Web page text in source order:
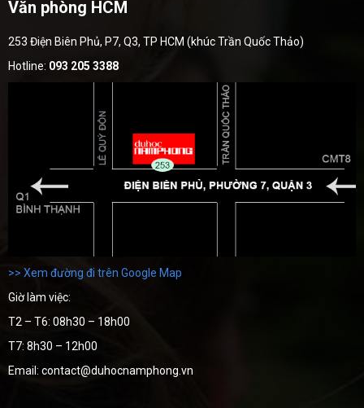
Văn phòng HCM
253 Điện Biên Phủ, P7, Q3, TP HCM (khúc Trần Quốc Thảo)
Hotline: 093 205 3388
>> Xem đường đi trên Google Map
Giờ làm việc:
T2 – T6: 08h30 – 18h00
T7: 8h30 – 12h00
Email: contact@duhocnamphong.vn